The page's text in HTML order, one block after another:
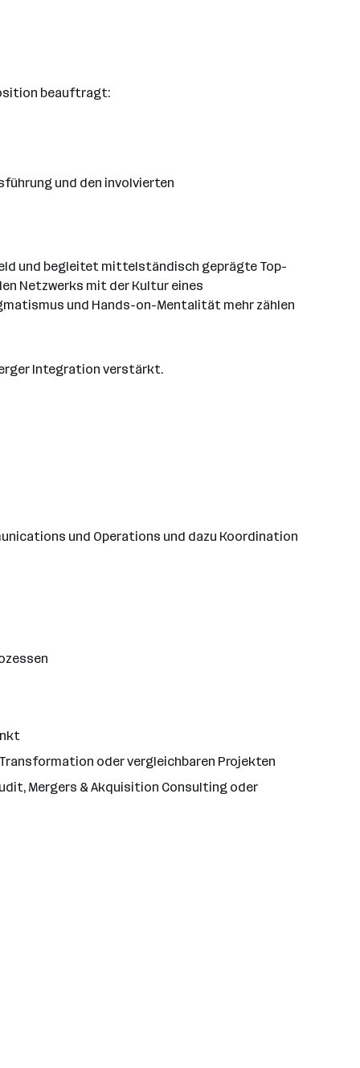
beauftragt:
und den involvierten
und begleitet mittelständisch geprägte Top-
Netzwerks mit der Kultur eines
und Hands-on-Mentalität mehr zählen
Integration verstärkt.
und Operations und dazu Koordination
oder vergleichbaren Projekten
Mergers & Akquisition Consulting oder